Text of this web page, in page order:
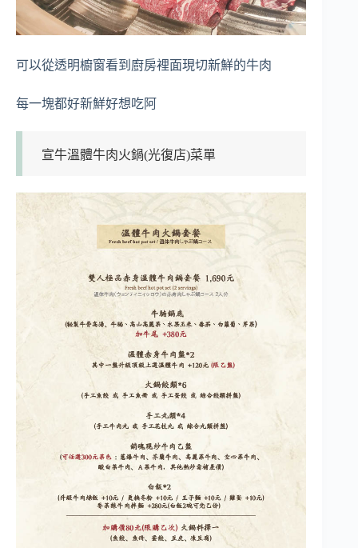
可以從透明櫥窗看到廚房裡面現切新鮮的牛肉
每一塊都好新鮮好想吃阿
宣牛溫體牛肉火鍋(光復店)菜單